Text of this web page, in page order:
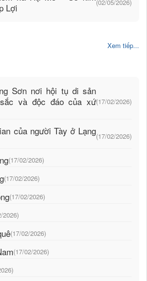
Lợi
(02/05/2026)
Xem tiếp...
Sơn nơi hội tụ di sản
và độc đáo của xứ(17/02/2026)
của người Tày ở Lạng(17/02/2026)
(17/02/2026)
(17/02/2026)
(17/02/2026)
2026)
(17/02/2026)
(17/02/2026)